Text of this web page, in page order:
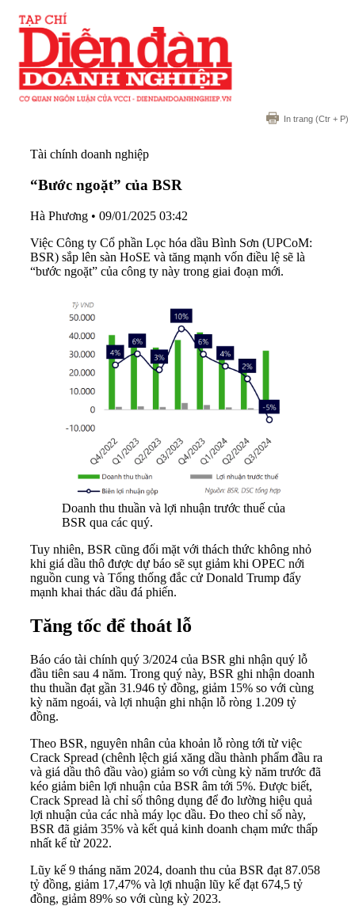
In trang (Ctr + P)
Tài chính doanh nghiệp
“Bước ngoặt” của BSR
Hà Phương • 09/01/2025 03:42
Việc Công ty Cổ phần Lọc hóa dầu Bình Sơn (UPCoM:
BSR) sắp lên sàn HoSE và tăng mạnh vốn điều lệ sẽ là
“bước ngoặt” của công ty này trong giai đoạn mới.
Doanh thu thuần và lợi nhuận trước thuế của
BSR qua các quý.
Tuy nhiên, BSR cũng đối mặt với thách thức không nhỏ
khi giá dầu thô được dự báo sẽ sụt giảm khi OPEC nới
nguồn cung và Tổng thống đắc cử Donald Trump đẩy
mạnh khai thác dầu đá phiến.
Tăng tốc để thoát lỗ
Báo cáo tài chính quý 3/2024 của BSR ghi nhận quý lỗ
đầu tiên sau 4 năm. Trong quý này, BSR ghi nhận doanh
thu thuần đạt gần 31.946 tỷ đồng, giảm 15% so với cùng
kỳ năm ngoái, và lợi nhuận ghi nhận lỗ ròng 1.209 tỷ
đồng.
Theo BSR, nguyên nhân của khoản lỗ ròng tới từ việc
Crack Spread (chênh lệch giá xăng dầu thành phẩm đầu ra
và giá dầu thô đầu vào) giảm so với cùng kỳ năm trước đã
kéo giảm biên lợi nhuận của BSR âm tới 5%. Được biết,
Crack Spread là chỉ số thông dụng để đo lường hiệu quả
lợi nhuận của các nhà máy lọc dầu. Đo theo chỉ số này,
BSR đã giảm 35% và kết quả kinh doanh chạm mức thấp
nhất kể từ 2022.
Lũy kế 9 tháng năm 2024, doanh thu của BSR đạt 87.058
tỷ đồng, giảm 17,47% và lợi nhuận lũy kế đạt 674,5 tỷ
đồng, giảm 89% so với cùng kỳ 2023.